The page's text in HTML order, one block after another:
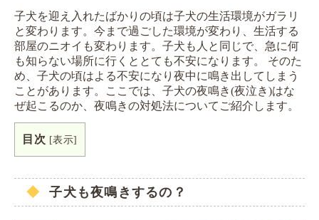
子犬を迎え入れたばかりの頃は子犬の生活環境がガラリ
と変わります。今まで過ごした環境が変わり、生活する
部屋のニオイも変わります。子犬も人と同じで、急に何
も知らない場所に行くととても不安になります。 そのた
め、子犬の頃はよる不安になり夜中に鳴き出してしまう
ことがあります。ここでは、子犬の夜鳴き(夜泣き)はな
ぜ起こるのか、夜鳴きの対処法についてご紹介します。
目次 [表示]
子犬も夜鳴きするの？